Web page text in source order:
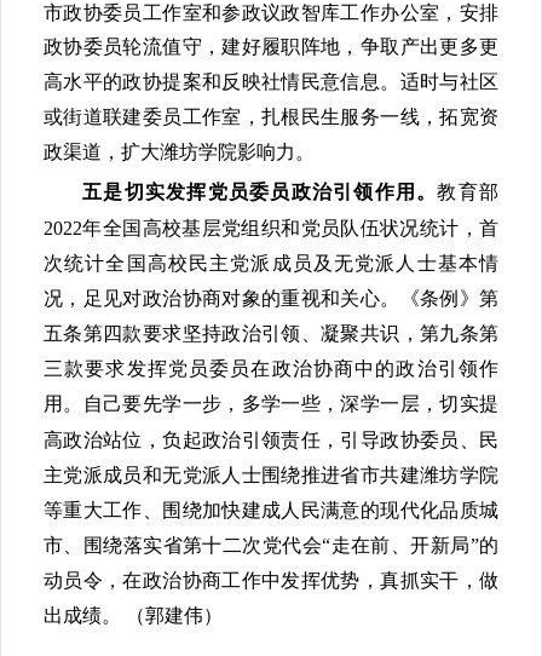
市政协委员工作室和参政议政智库工作办公室，安排
政协委员轮流值守，建好履职阵地，争取产出更多更
高水平的政协提案和反映社情民意信息。适时与社区
或街道联建委员工作室，扎根民生服务一线，拓宽资
政渠道，扩大潍坊学院影响力。
五是切实发挥党员委员政治引领作用。教育部
2022年全国高校基层党组织和党员队伍状况统计，首
次统计全国高校民主党派成员及无党派人士基本情
况，足见对政治协商对象的重视和关心。《条例》第
五条第四款要求坚持政治引领、凝聚共识，第九条第
三款要求发挥党员委员在政治协商中的政治引领作
用。自己要先学一步，多学一些，深学一层，切实提
高政治站位，负起政治引领责任，引导政协委员、民
主党派成员和无党派人士围绕推进省市共建潍坊学院
等重大工作、围绕加快建成人民满意的现代化品质城
市、围绕落实省第十二次党代会“走在前、开新局”的
动员令，在政治协商工作中发挥优势，真抓实干，做
出成绩。 （郭建伟）